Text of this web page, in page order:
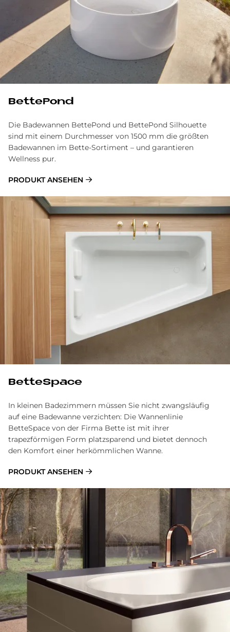
BettePond
Die Badewannen BettePond und BettePond Silhouette
sind mit einem Durchmesser von 1500 mm die größten
Badewannen im Bette-Sortiment – und garantieren
Wellness pur.
PRODUKT ANSEHEN
BetteSpace
In kleinen Badezimmern müssen Sie nicht zwangsläufig
auf eine Badewanne verzichten: Die Wannenlinie
BetteSpace von der Firma Bette ist mit ihrer
trapezförmigen Form platzsparend und bietet dennoch
den Komfort einer herkömmlichen Wanne.
PRODUKT ANSEHEN